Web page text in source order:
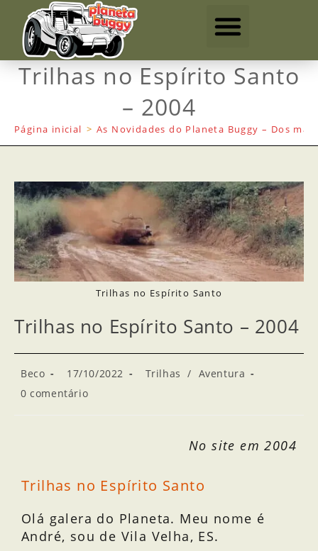
Trilhas no Espírito Santo
– 2004
Página inicial > As Novidades do Planeta Buggy – Dos
Trilhas no Espírito Santo
Trilhas no Espírito Santo – 2004
Beco 17/10/2022 Trilhas / Aventura
0 comentário
No site em 2004
Trilhas no Espírito Santo
Olá galera do Planeta. Meu nome é
André, sou de Vila Velha, ES.